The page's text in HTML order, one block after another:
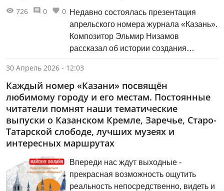
безопасности.
Недавно состоялась презентация
апрельского номера журнала «Казань».
Композитор Эльмир Низамов
рассказал об истории создания
726 0 0
30 Апрель 2026 - 12:03
Каждый номер «Казани» посвящён
любимому городу и его местам. Постоянные
читатели помнят наши тематические
выпуски о Казанском Кремле, Заречье, Старо-
Татарской слободе, лучших музеях и
интересных маршрутах
Впереди нас ждут выходные -
прекрасная возможность ощутить
реальность непосредственно, видеть и